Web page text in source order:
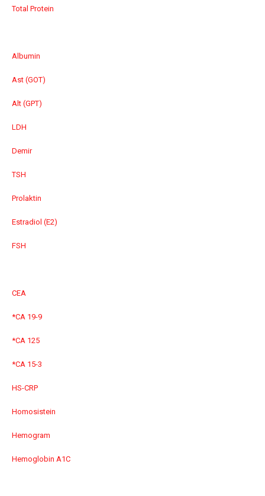
Total Protein
Albumin
Ast (GOT)
Alt (GPT)
LDH
Demir
TSH
Prolaktin
Estradiol (E2)
FSH
CEA
*CA 19-9
*CA 125
*CA 15-3
HS-CRP
Homosistein
Hemogram
Hemoglobin A1C